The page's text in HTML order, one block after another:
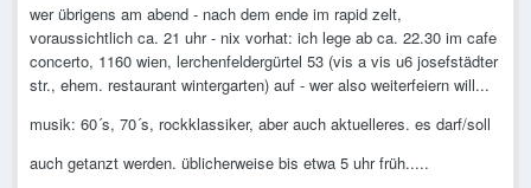
wer übrigens am abend - nach dem ende im rapid zelt,
voraussichtlich ca. 21 uhr - nix vorhat: ich lege ab ca. 22.30 im cafe
concerto, 1160 wien, lerchenfeldergürtel 53 (vis a vis u6 josefstädter
str., ehem. restaurant wintergarten) auf - wer also weiterfeiern will...
musik: 60´s, 70´s, rockklassiker, aber auch aktuelleres. es darf/soll
auch getanzt werden. üblicherweise bis etwa 5 uhr früh.....